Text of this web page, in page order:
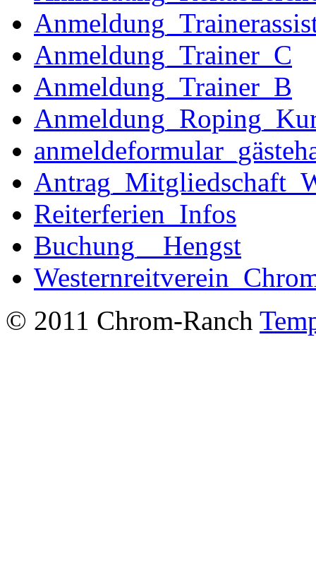
Anmeldung_Trainer_C
Anmeldung_Trainer_B
Reiterferien_Infos
Buchung__Hengst
© 2011 Chrom-Ranch